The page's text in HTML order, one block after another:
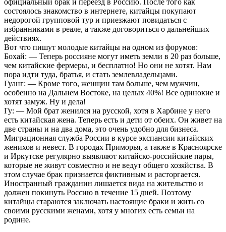
официальный брак и переезд в Россию. После того как
состоялось знакомство в интернете, китайцы покупают
недорогой групповой тур и приезжают повидаться с
избранниками в реале, а также договориться о дальнейших
действиях.
Вот что пишут молодые китайцы на одном из форумов:
Бохай: — Теперь россияне могут иметь земли в 20 раз больше,
чем китайские фермеры, и бесплатно! Но они не хотят. Нам
пора идти туда, братья, и стать землевладельцами.
Гуанг: — Кроме того, женщин там больше, чем мужчин,
особенно на Дальнем Востоке, на целых 40%! Все одинокие и
хотят замуж. Ну и дела!
Гу: — Мой брат женился на русской, хотя в Харбине у него
есть китайская жена. Теперь есть и дети от обеих. Он живет на
две страны и на два дома, это очень удобно для бизнеса.
Миграционная служба России в курсе экспансии китайских
женихов и невест. В городах Приморья, а также в Красноярске
и Иркутске регулярно выявляют китайско-российские пары,
которые не живут совместно и не ведут общего хозяйства. В
этом случае брак признается фиктивным и расторгается.
Иностранный гражданин лишается вида на жительство и
должен покинуть Россию в течение 15 дней. Поэтому
китайцы стараются заключать настоящие браки и жить со
своими русскими женами, хотя у многих есть семьи на
родине.